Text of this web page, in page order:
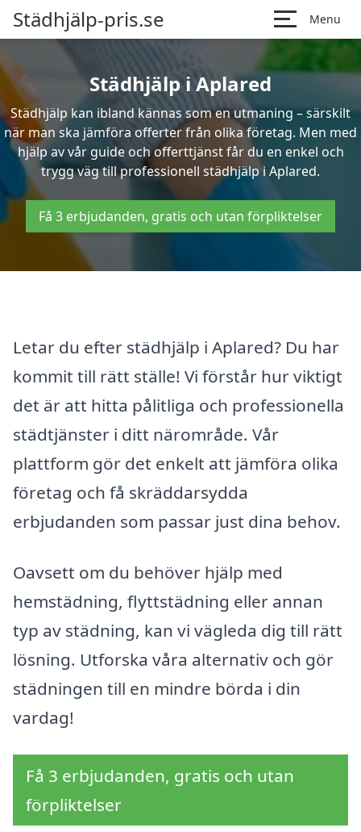
Städhjälp-pris.se Menu
Städhjälp i Aplared
Städhjälp kan ibland kännas som en utmaning – särskilt
när man ska jämföra offerter från olika företag. Men med
hjälp av vår guide och offerttjänst får du en enkel och
trygg väg till professionell städhjälp i Aplared.
Få 3 erbjudanden, gratis och utan förpliktelser
Letar du efter städhjälp i Aplared? Du har
kommit till rätt ställe! Vi förstår hur viktigt
det är att hitta pålitliga och professionella
städtjänster i ditt närområde. Vår
plattform gör det enkelt att jämföra olika
företag och få skräddarsydda
erbjudanden som passar just dina behov.
Oavsett om du behöver hjälp med
hemstädning, flyttstädning eller annan
typ av städning, kan vi vägleda dig till rätt
lösning. Utforska våra alternativ och gör
städningen till en mindre börda i din
vardag!
Få 3 erbjudanden, gratis och utan
förpliktelser